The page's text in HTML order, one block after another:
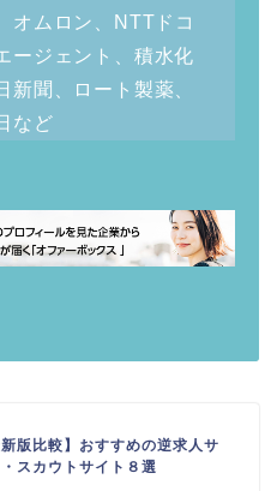
オムロン、NTTドコ
ージェント、積水化
新聞、ロート製薬、
など
新版比較】おすすめの逆求人サ
スカウトサイト８選